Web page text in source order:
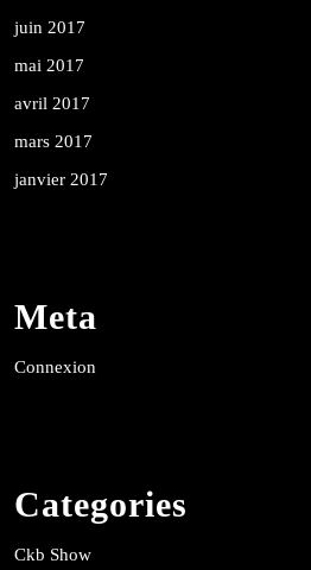
juin 2017
mai 2017
avril 2017
mars 2017
janvier 2017
Meta
Connexion
Categories
Ckb Show